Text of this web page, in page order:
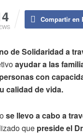
Compartir en
de Solidaridad a
ayudar a las
con
calidad de vida.
se llevo a cabo a
que preside el